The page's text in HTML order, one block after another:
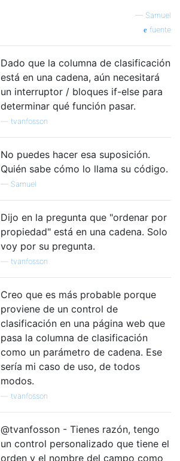
— Samuel
fuente
Dado que la columna de clasificación
está en una cadena, aún necesitará
un interruptor / bloques if-else para
determinar qué función pasar.
tvanfosson
No puedes hacer esa suposición.
Quién sabe cómo lo llama su código.
— Samuel
Dijo en la pregunta que "ordenar por
propiedad" está en una cadena. Solo
voy por su pregunta.
tvanfosson
Creo que es más probable porque
proviene de un control de
clasificación en una página web que
pasa la columna de clasificación
como un parámetro de cadena. Ese
sería mi caso de uso, de todos
modos.
tvanfosson
@tvanfosson - Tienes razón, tengo
un control personalizado que tiene el
orden y el nombre del campo como